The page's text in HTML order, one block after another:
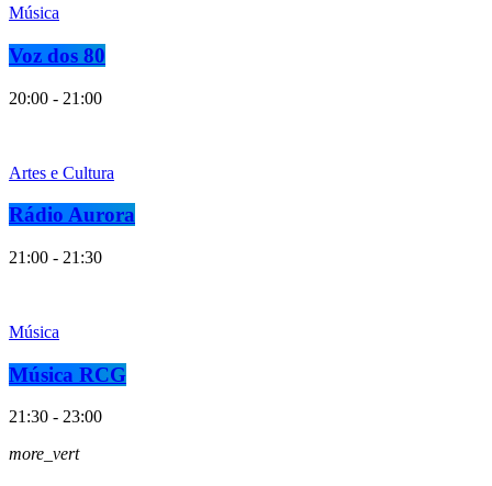
Música
Voz dos 80
20:00 - 21:00
Artes e Cultura
Rádio Aurora
21:00 - 21:30
Música
Música RCG
21:30 - 23:00
more_vert